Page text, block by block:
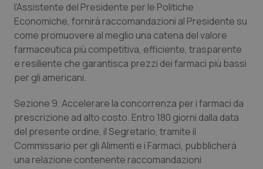
l’Assistente del Presidente per le Politiche
Economiche, fornirà raccomandazioni al Presidente su
come promuovere al meglio una catena del valore
farmaceutica più competitiva, efficiente, trasparente
e resiliente che garantisca prezzi dei farmaci più bassi
per gli americani.
Sezione 9. Accelerare la concorrenza per i farmaci da
prescrizione ad alto costo. Entro 180 giorni dalla data
del presente ordine, il Segretario, tramite il
Commissario per gli Alimenti e i Farmaci, pubblicherà
una relazione contenente raccomandazioni
CookieScriptConsent
CookieScript
www.quotidianosanita.it